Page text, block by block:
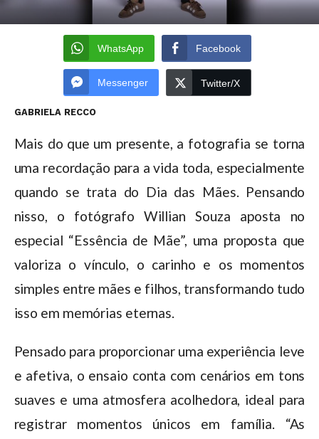
WhatsApp Facebook
Messenger Twitter/X
GABRIELA RECCO
Mais do que um presente, a fotografia se torna
uma recordação para a vida toda, especialmente
quando se trata do Dia das Mães. Pensando
nisso, o fotógrafo Willian Souza aposta no
especial “Essência de Mãe”, uma proposta que
valoriza o vínculo, o carinho e os momentos
simples entre mães e filhos, transformando tudo
isso em memórias eternas.
Pensado para proporcionar uma experiência leve
e afetiva, o ensaio conta com cenários em tons
suaves e uma atmosfera acolhedora, ideal para
registrar momentos únicos em família. “As